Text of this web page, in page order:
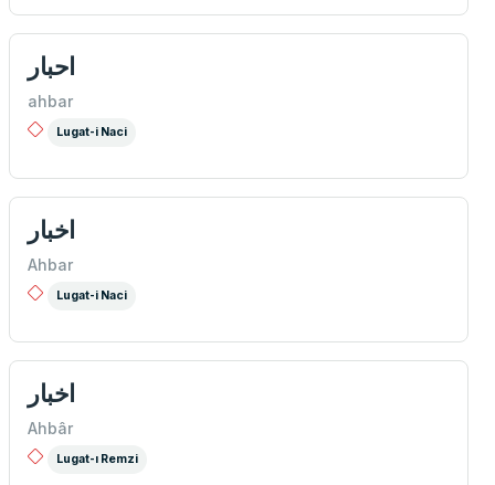
احبار
ahbar
Lugat-i Naci
اخبار
Ahbar
Lugat-i Naci
اخبار
Ahbâr
Lugat-ı Remzi